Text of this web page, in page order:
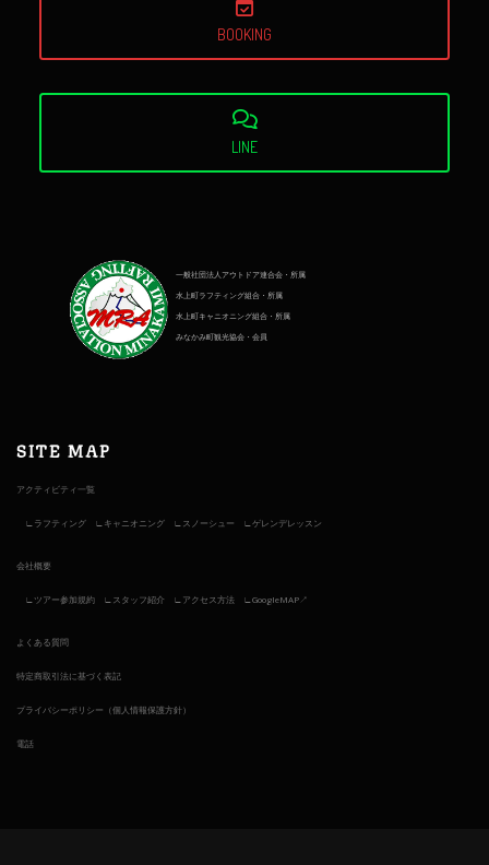
BOOKING
LINE
一般社団法人アウトドア連合会・所属
水上町ラフティング組合・所属
水上町キャニオニング組合・所属
みなかみ町観光協会・会員
SITE MAP
アクティビティ一覧
ラフティング キャニオニング スノーシュー ゲレンデレッスン
会社概要
ツアー参加規約 スタッフ紹介 アクセス方法 GoogleMAP↗︎
よくある質問
特定商取引法に基づく表記
プライバシーポリシー（個人情報保護方針）
電話